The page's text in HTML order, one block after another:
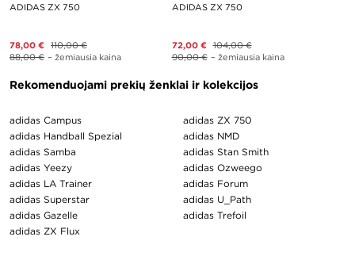
ADIDAS ZX 750
78,00 € 110,00 €
88,00 € – žemiausia kaina
ADIDAS ZX 750
72,00 € 104,00 €
90,00 € – žemiausia kaina
Rekomenduojami prekių ženklai ir kolekcijos
adidas Campus
adidas Handball Spezial
adidas Samba
adidas Yeezy
adidas LA Trainer
adidas Superstar
adidas Gazelle
adidas ZX Flux
adidas ZX 750
adidas NMD
adidas Stan Smith
adidas Ozweego
adidas Forum
adidas U_Path
adidas Trefoil